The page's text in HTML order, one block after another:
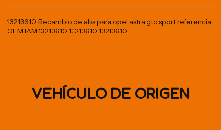
13213610. Recambio de abs para opel astra gtc sport referencia
OEM IAM 13213610 13213610 13213610
VEHÍCULO DE ORIGEN